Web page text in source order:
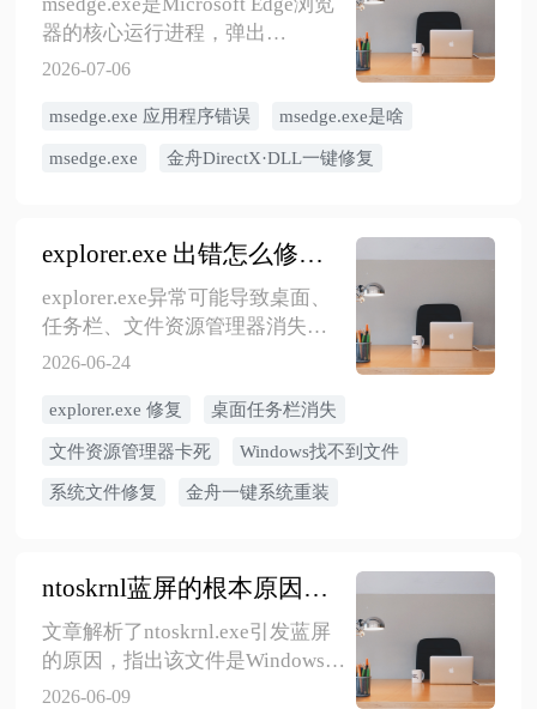
msedge.exe是Microsoft Edge浏览
器的核心运行进程，弹出
msedge.exe应用程序错误通常是系
毒引起。文章介绍了当Edge浏览
器出现闪退或异常报错问题时，
2026-07-06
msedge.exe 应用程序错误 msedge.exe是啥
msedge.exe 金舟DirectX·DLL一键修复
explorer.exe 出错怎么修复？桌面任务栏消失的处理方法
explorer.exe异常可能导致桌面、
任务栏、文件资源管理器消失或
卡死。本文提供重启资源管理
议。
2026-06-24
explorer.exe 修复 桌面任务栏消失
文件资源管理器卡死 Windows找不到文件
系统文件修复 金舟一键系统重装
ntoskrnl蓝屏的根本原因是什么？如何修复？
文章解析了ntoskrnl.exe引发蓝屏
的原因，指出该文件是Windows核
心组件，错误可能源于硬件问
2026-06-09